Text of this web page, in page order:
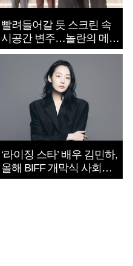
빨려들어갈 듯 스크린 속
시공간 변주…놀란의 메시
지는 ‘전쟁 속죄’
‘라이징 스타’ 배우 김민하,
올해 BIFF 개막식 사회자
확정